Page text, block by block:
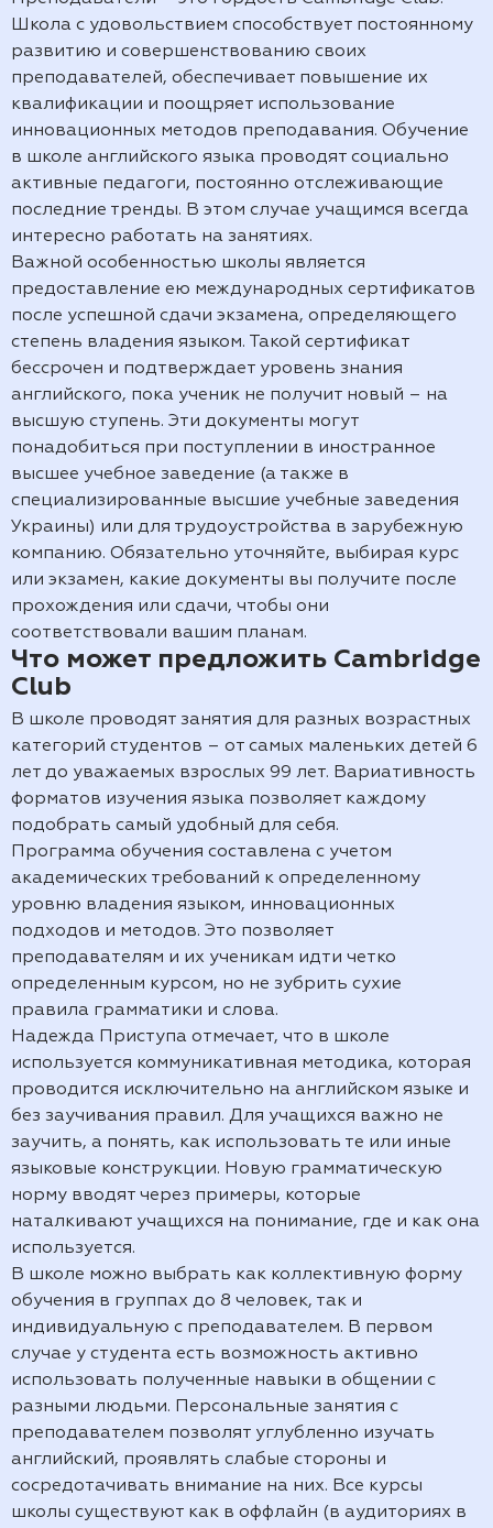
Школа с удовольствием способствует постоянному
развитию и совершенствованию своих
преподавателей, обеспечивает повышение их
квалификации и поощряет использование
инновационных методов преподавания. Обучение
в школе английского языка проводят социально
активные педагоги, постоянно отслеживающие
последние тренды. В этом случае учащимся всегда
интересно работать на занятиях.
Важной особенностью школы является
предоставление ею международных сертификатов
после успешной сдачи экзамена, определяющего
степень владения языком. Такой сертификат
бессрочен и подтверждает уровень знания
английского, пока ученик не получит новый – на
высшую ступень. Эти документы могут
понадобиться при поступлении в иностранное
высшее учебное заведение (а также в
специализированные высшие учебные заведения
Украины) или для трудоустройства в зарубежную
компанию. Обязательно уточняйте, выбирая курс
или экзамен, какие документы вы получите после
прохождения или сдачи, чтобы они
соответствовали вашим планам.
Что может предложить Cambridge
Club
В школе проводят занятия для разных возрастных
категорий студентов – от самых маленьких детей 6
лет до уважаемых взрослых 99 лет. Вариативность
форматов изучения языка позволяет каждому
подобрать самый удобный для себя.
Программа обучения составлена с учетом
академических требований к определенному
уровню владения языком, инновационных
подходов и методов. Это позволяет
преподавателям и их ученикам идти четко
определенным курсом, но не зубрить сухие
правила грамматики и слова.
Надежда Приступа отмечает, что в школе
используется коммуникативная методика, которая
проводится исключительно на английском языке и
без заучивания правил. Для учащихся важно не
заучить, а понять, как использовать те или иные
языковые конструкции. Новую грамматическую
норму вводят через примеры, которые
наталкивают учащихся на понимание, где и как она
используется.
В школе можно выбрать как коллективную форму
обучения в группах до 8 человек, так и
индивидуальную с преподавателем. В первом
случае у студента есть возможность активно
использовать полученные навыки в общении с
разными людьми. Персональные занятия с
преподавателем позволят углубленно изучать
английский, проявлять слабые стороны и
сосредотачивать внимание на них. Все курсы
школы существуют как в оффлайн (в аудиториях в